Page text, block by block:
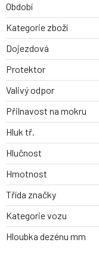
Období
Kategorie zboží
Dojezdová
Protektor
Valivý odpor
Přilnavost na mokru
Hluk tř.
Hlučnost
Hmotnost
Třída značky
Kategorie vozu
Hloubka dezénu mm